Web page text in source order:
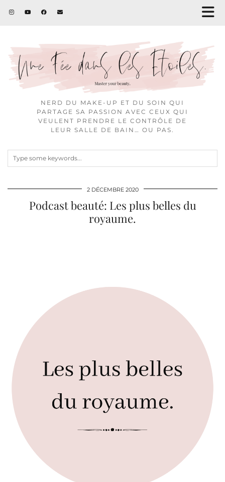
NERD DU MAKE-UP ET DU SOIN QUI
PARTAGE SA PASSION AVEC CEUX QUI
VEULENT PRENDRE LE CONTRÔLE DE
LEUR SALLE DE BAIN… OU PAS.
2 DÉCEMBRE 2020
Podcast beauté: Les plus belles du
royaume.